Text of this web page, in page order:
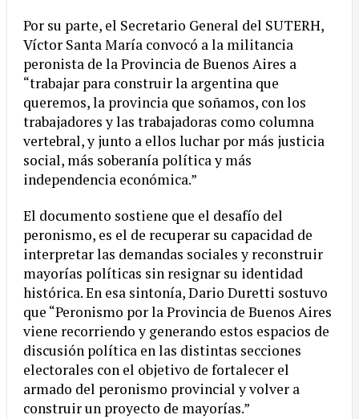
Por su parte, el Secretario General del SUTERH,
Víctor Santa María convocó a la militancia
peronista de la Provincia de Buenos Aires a
“trabajar para construir la argentina que
queremos, la provincia que soñamos, con los
trabajadores y las trabajadoras como columna
vertebral, y junto a ellos luchar por más justicia
social, más soberanía política y más
independencia económica.”
El documento sostiene que el desafío del
peronismo, es el de recuperar su capacidad de
interpretar las demandas sociales y reconstruir
mayorías políticas sin resignar su identidad
histórica. En esa sintonía, Dario Duretti sostuvo
que “Peronismo por la Provincia de Buenos Aires
viene recorriendo y generando estos espacios de
discusión política en las distintas secciones
electorales con el objetivo de fortalecer el
armado del peronismo provincial y volver a
construir un proyecto de mayorías.”